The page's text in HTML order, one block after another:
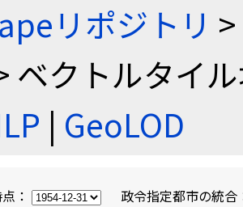
リポジトリ >
ベクトルタイ
| GeoLOD
： 政令指定都市の統